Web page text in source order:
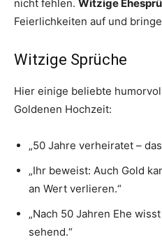
nicht fehlen. Witzige
Feierlichkeiten auf und
Witzige Sprüche
Hier einige beliebte
Goldenen Hochzeit:
„50 Jahre verheiratet –
„Ihr beweist: Auch Gold
an Wert verlieren.“
„Nach 50 Jahren Ehe
sehend.“